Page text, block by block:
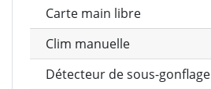
Carte main libre
Clim manuelle
Détecteur de sous-gonflage